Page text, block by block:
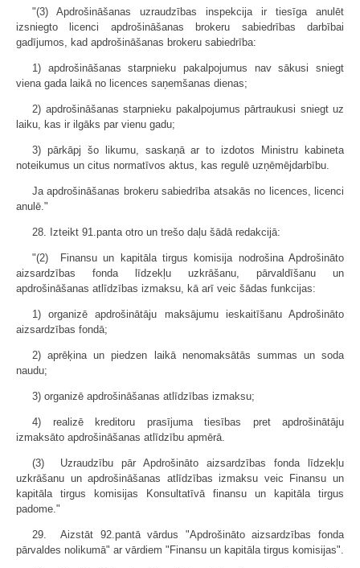
"(3) Apdrošināšanas uzraudzības inspekcija ir tiesīga anulēt
izsniegto licenci apdrošināšanas brokeru sabiedrības darbībai
gadījumos, kad apdrošināšanas brokeru sabiedrība:
1) apdrošināšanas starpnieku pakalpojumus nav sākusi sniegt
viena gada laikā no licences saņemšanas dienas;
2) apdrošināšanas starpnieku pakalpojumus pārtraukusi sniegt uz
laiku, kas ir ilgāks par vienu gadu;
3) pārkāpj šo likumu, saskaņā ar to izdotos Ministru kabineta
noteikumus un citus normatīvos aktus, kas regulē uzņēmējdarbību.
Ja apdrošināšanas brokeru sabiedrība atsakās no licences, licenci
anulē."
28. Izteikt 91.panta otro un trešo daļu šādā redakcijā:
"(2) Finansu un kapitāla tirgus komisija nodrošina Apdrošināto
aizsardzības fonda līdzekļu uzkrāšanu, pārvaldīšanu un
apdrošināšanas atlīdzības izmaksu, kā arī veic šādas funkcijas:
1) organizē apdrošinātāju maksājumu ieskaitīšanu Apdrošināto
aizsardzības fondā;
2) aprēķina un piedzen laikā nenomaksātās summas un soda
naudu;
3) organizē apdrošināšanas atlīdzības izmaksu;
4) realizē kreditoru prasījuma tiesības pret apdrošinātāju
izmaksāto apdrošināšanas atlīdzību apmērā.
(3) Uzraudzību pār Apdrošināto aizsardzības fonda līdzekļu
uzkrāšanu un apdrošināšanas atlīdzības izmaksu veic Finansu un
kapitāla tirgus komisijas Konsultatīvā finansu un kapitāla tirgus
padome."
29. Aizstāt 92.pantā vārdus "Apdrošināto aizsardzības fonda
pārvaldes nolikumā" ar vārdiem "Finansu un kapitāla tirgus komisijas".